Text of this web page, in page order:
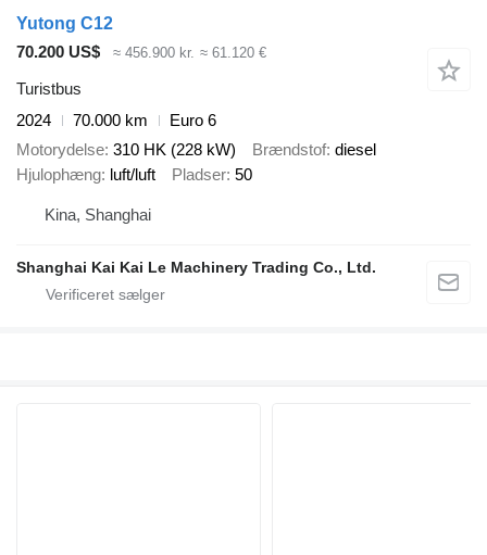
Yutong C12
70.200 US$
≈ 456.900 kr. ≈ 61.120 €
Turistbus
2024
70.000 km
Euro 6
Motorydelse 310 HK (228 kW) Brændstof diesel
Hjulophæng luft/luft Pladser 50
Kina, Shanghai
Shanghai Kai Kai Le Machinery Trading Co., Ltd.